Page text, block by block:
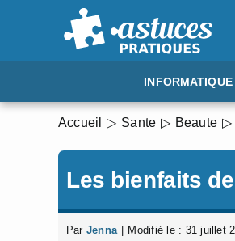
INFORMATIQUE
Accueil Sante Beaute
Les bienfaits
Par Jenna Modifié le : 31 juillet